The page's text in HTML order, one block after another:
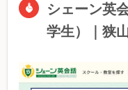
シェーン英
学生）｜狭